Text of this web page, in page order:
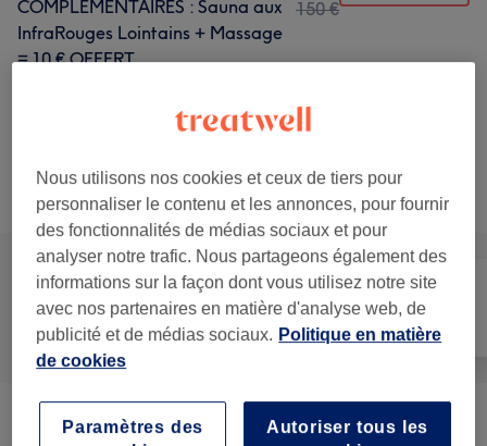
COMPLEMENTAIRES : Sauna aux
InfraRouges Lointains + Massage
= 10 € OFFERT
Ma prestation en détail...
150 €
Ce n'est pas ce que vous recherchiez ?
Recherchez dans notre liste de prestations
Tout Massage
Réflexologie Pl. Selon L'énergétique
à partir de 35 €
Nous utilisons nos cookies et ceux de tiers pour
personnaliser le contenu et les annonces, pour fournir
des fonctionnalités de médias sociaux et pour
analyser notre trafic. Nous partageons également des
informations sur la façon dont vous utilisez notre site
avec nos partenaires en matière d'analyse web, de
publicité et de médias sociaux. Politique en matière
de cookies
Autoriser tous les
Paramètres des